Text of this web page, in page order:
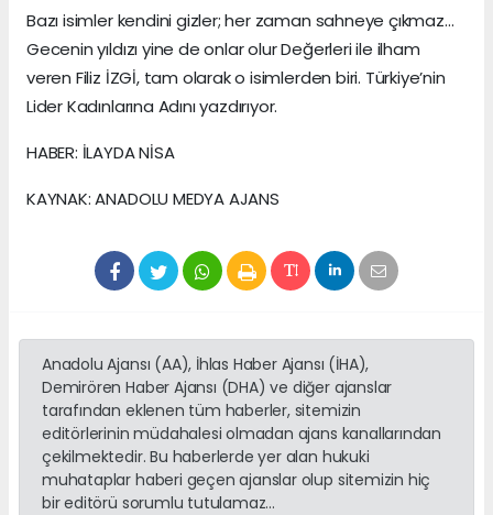
Bazı isimler kendini gizler; her zaman sahneye çıkmaz…
Gecenin yıldızı yine de onlar olur Değerleri ile ilham
veren Filiz İZGİ, tam olarak o isimlerden biri. Türkiye’nin
Lider Kadınlarına Adını yazdırıyor.
HABER: İLAYDA NİSA
KAYNAK: ANADOLU MEDYA AJANS
Anadolu Ajansı (AA), İhlas Haber Ajansı (İHA),
Demirören Haber Ajansı (DHA) ve diğer ajanslar
tarafından eklenen tüm haberler, sitemizin
editörlerinin müdahalesi olmadan ajans kanallarından
çekilmektedir. Bu haberlerde yer alan hukuki
muhataplar haberi geçen ajanslar olup sitemizin hiç
bir editörü sorumlu tutulamaz...